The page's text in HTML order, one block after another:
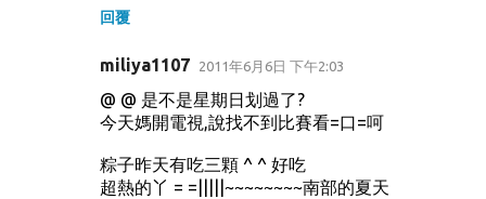
回覆
miliya1107 2011年6月6日 下午2:03
@ @ 是不是星期日划過了?
今天媽開電視,說找不到比賽看=口=呵
粽子昨天有吃三顆 ^ ^ 好吃
超熱的丫 = =|||||~~~~~~~~南部的夏天